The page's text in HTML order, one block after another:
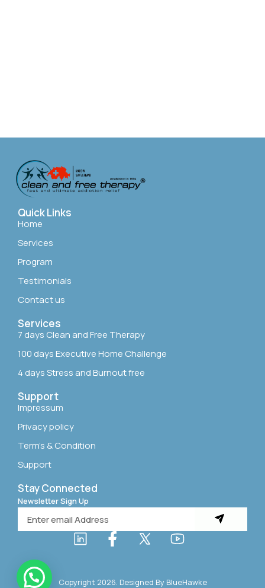
Quick Links
Home
Services
Program
Testimonials
Contact us
Services
7 days Clean and Free Therapy
100 days Executive Home Challenge
4 days Stress and Burnout free
Support
Impressum
Privacy policy
Term’s & Condition
Support
Stay Connected
Newsletter Sign Up
Copyright 2026. Designed By BlueHawke